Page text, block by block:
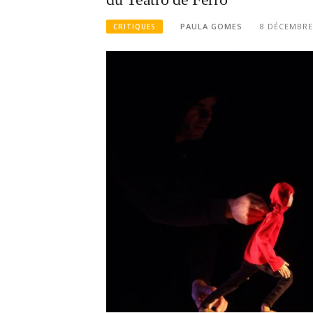
CRITIQUES PAULA GOMES 8